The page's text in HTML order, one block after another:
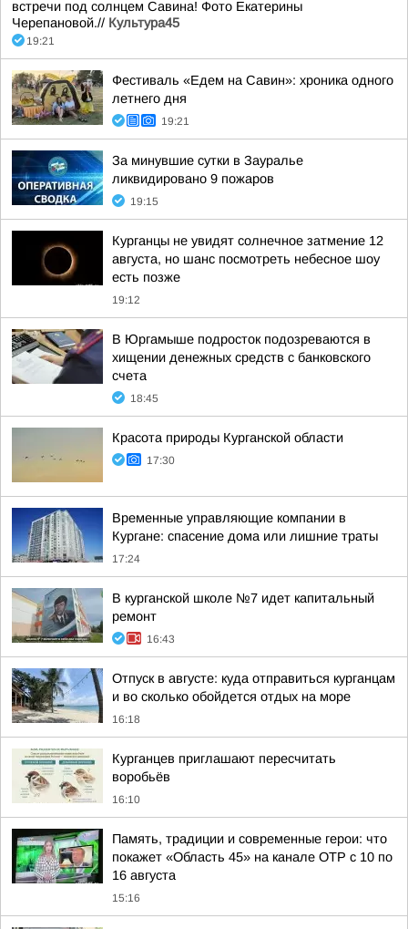
встречи под солнцем Савина! Фото Екатерины
Черепановой.// Культура45
19:21
Фестиваль «Едем на Савин»: хроника одного
летнего дня
19:21
За минувшие сутки в Зауралье
ликвидировано 9 пожаров
19:15
Курганцы не увидят солнечное затмение 12
августа, но шанс посмотреть небесное шоу
есть позже
19:12
В Юргамыше подросток подозреваются в
хищении денежных средств с банковского
счета
18:45
Красота природы Курганской области
17:30
Временные управляющие компании в
Кургане: спасение дома или лишние траты
17:24
В курганской школе №7 идет капитальный
ремонт
16:43
Отпуск в августе: куда отправиться курганцам
и во сколько обойдется отдых на море
16:18
Курганцев приглашают пересчитать
воробьёв
16:10
Память, традиции и современные герои: что
покажет «Область 45» на канале ОТР с 10 по
16 августа
15:16